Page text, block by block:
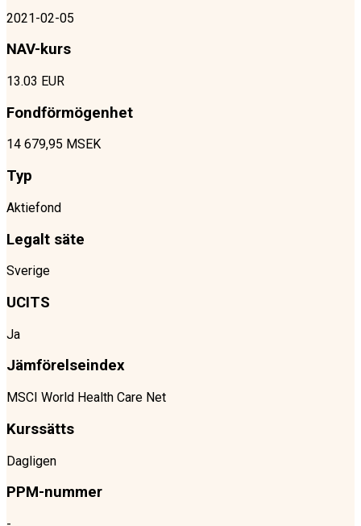
2021-02-05
NAV-kurs
13.03 EUR
Fondförmögenhet
14 679,95 MSEK
Typ
Aktiefond
Legalt säte
Sverige
UCITS
Ja
Jämförelseindex
MSCI World Health Care Net
Kurssätts
Dagligen
PPM-nummer